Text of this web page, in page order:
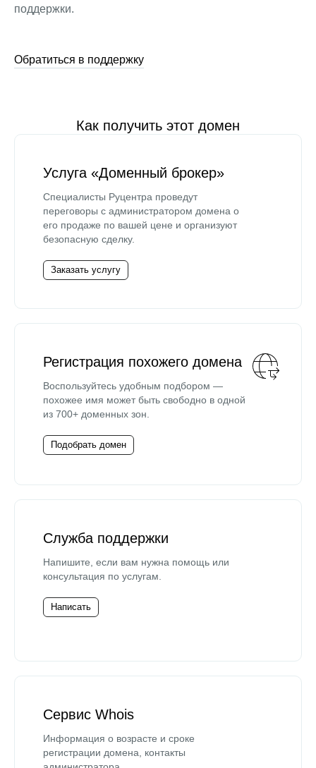
поддержки.
Обратиться в поддержку
Как получить этот домен
Услуга «Доменный брокер»
Специалисты Руцентра проведут
переговоры с администратором домена о
его продаже по вашей цене и организуют
безопасную сделку.
Заказать услугу
Регистрация похожего домена
Воспользуйтесь удобным подбором —
похожее имя может быть свободно в одной
из 700+ доменных зон.
Подобрать домен
Служба поддержки
Напишите, если вам нужна помощь или
консультация по услугам.
Написать
Сервис Whois
Информация о возрасте и сроке
регистрации домена, контакты